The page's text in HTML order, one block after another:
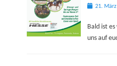
Posted
21.
Bald ist
uns auf